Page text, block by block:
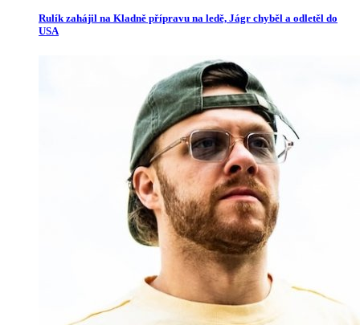
Rulík zahájil na Kladně přípravu na ledě, Jágr chyběl a odletěl do
USA